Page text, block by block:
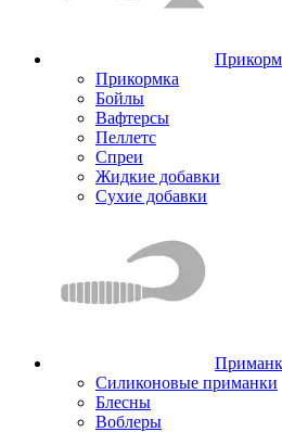
Прикормка
Бойлы
Вафтерсы
Пеллетс
Спреи
Жидкие добавки
Сухие добавки
Силиконовые приманки
Блесны
Воблеры